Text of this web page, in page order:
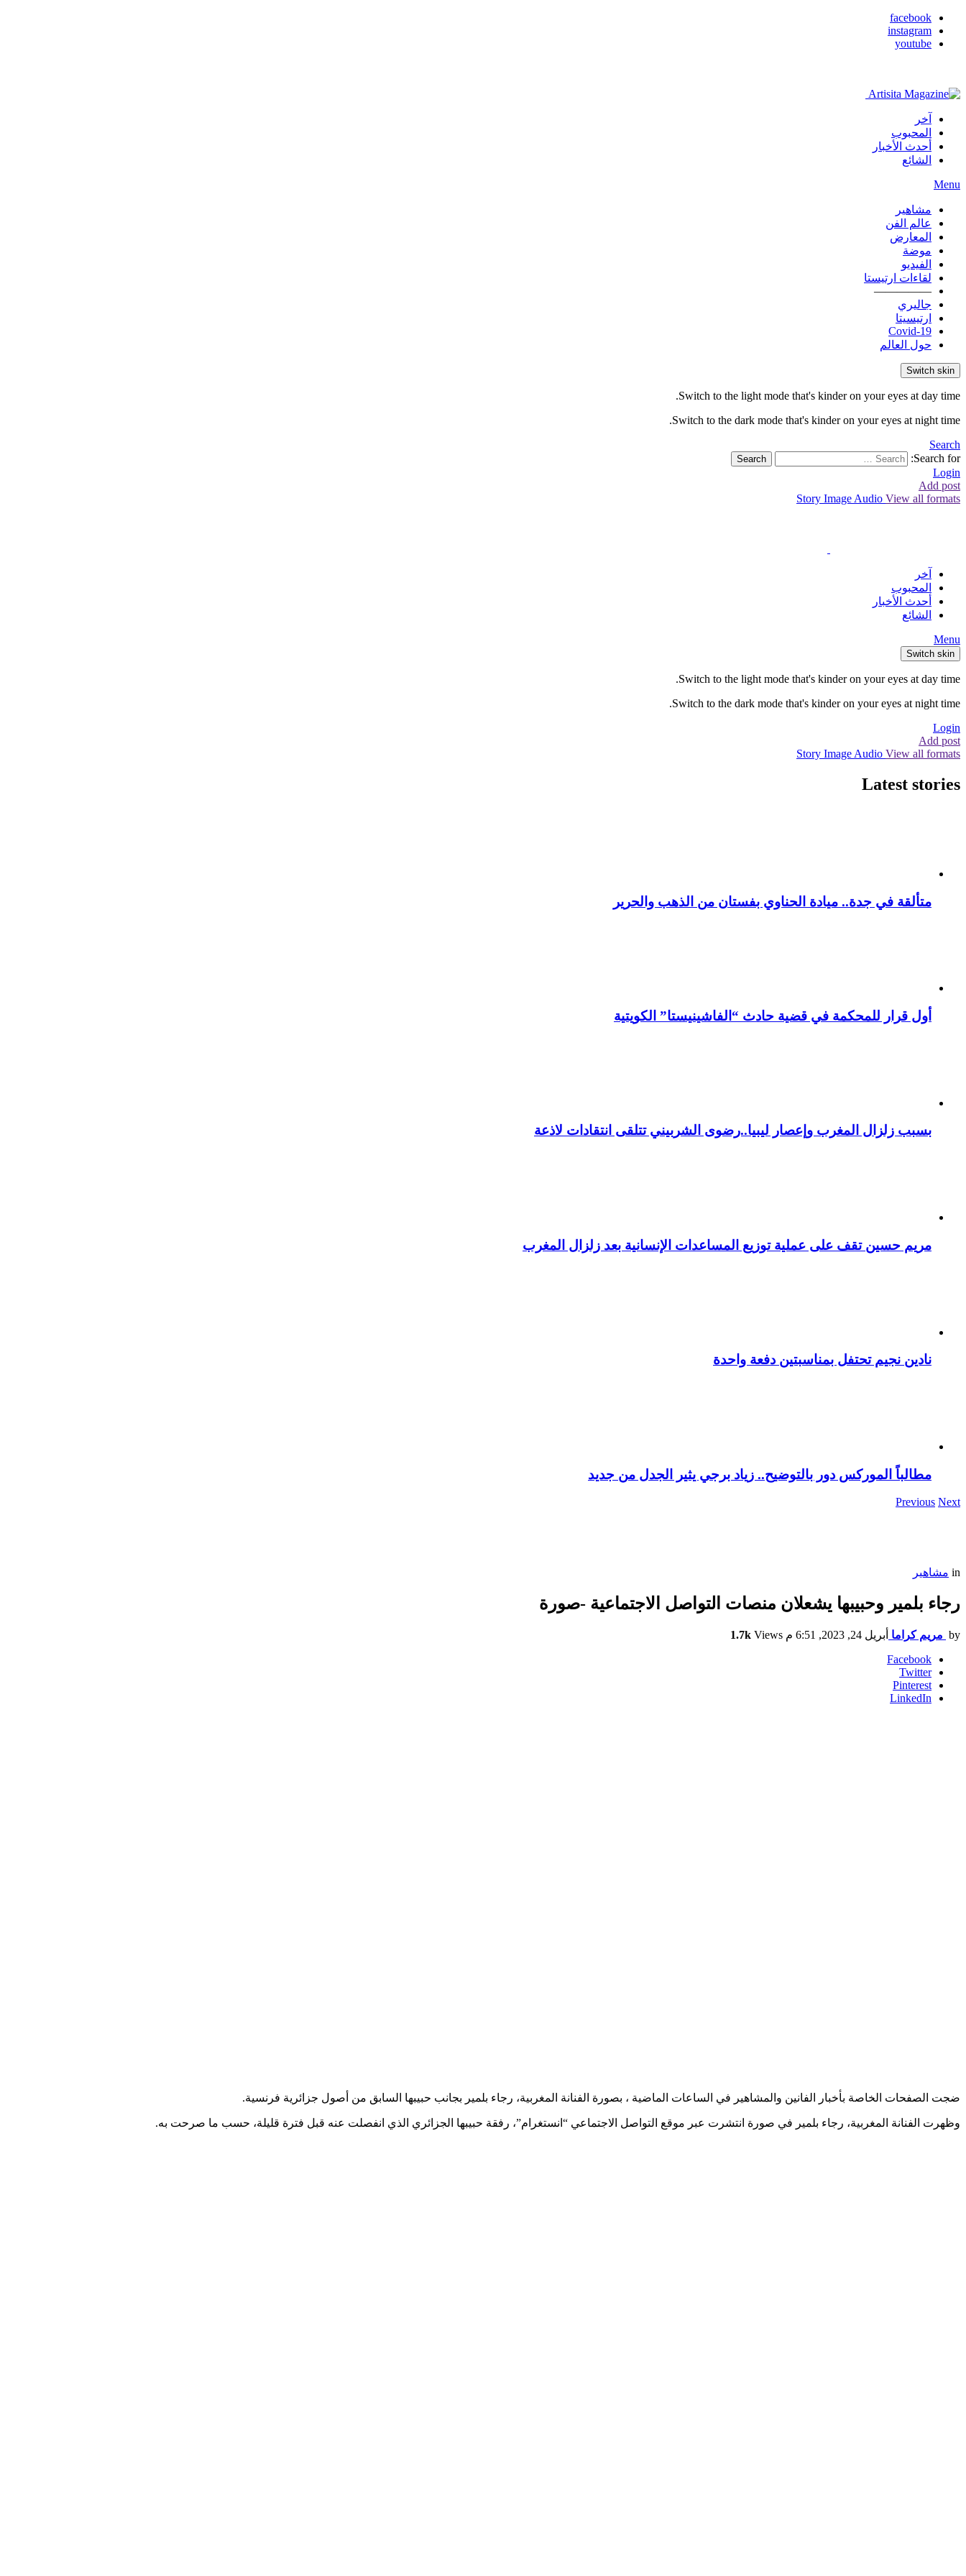
facebook
instagram
youtube
آخر
المحبوب
أحدث الأخبار
الشائع
Menu
مشاهير
عالم الفن
المعارض
موضة
الفيديو
لقاءات ارتيستا
—————
جاليري
ارتيسيتا
Covid-19
حول العالم
Switch skin
Switch to the light mode that's kinder on your eyes at day time.
Switch to the dark mode that's kinder on your eyes at night time.
Search
Search for:
Search
Login
Add post
Story Image Audio View all formats
آخر
المحبوب
أحدث الأخبار
الشائع
Menu
Switch skin
Switch to the light mode that's kinder on your eyes at day time.
Switch to the dark mode that's kinder on your eyes at night time.
Login
Add post
Story Image Audio View all formats
Latest stories
متألقة في جدة.. ميادة الحناوي بفستان من الذهب والحرير
أول قرار للمحكمة في قضية حادث “الفاشينيستا” الكويتية
بسبب زلزال المغرب وإعصار ليبيا..رضوى الشربيني تتلقى انتقادات لاذعة
مريم حسين تقف على عملية توزيع المساعدات الإنسانية بعد زلزال المغرب
نادين نجيم تحتفل بمناسبتين دفعة واحدة
مطالباً الموركس دور بالتوضيح.. زياد برجي يثير الجدل من جديد
Previous Next
in مشاهير
رجاء بلمير وحبيبها يشعلان منصات التواصل الاجتماعية -صورة
by مريم كراما أبريل 24, 2023, 6:51 م 1.7k Views
Facebook
Twitter
Pinterest
LinkedIn
ضجت الصفحات الخاصة بأخبار الفانين والمشاهير في الساعات الماضية ، بصورة الفنانة المغربية، رجاء بلمير بجانب حبيبها السابق من أصول جزائرية فرنسية.
وظهرت الفنانة المغربية، رجاء بلمير في صورة انتشرت عبر موقع التواصل الاجتماعي “انستغرام”، رفقة حبيبها الجزائري الذي انفصلت عنه قبل فترة قليلة، حسب ما صرحت به.